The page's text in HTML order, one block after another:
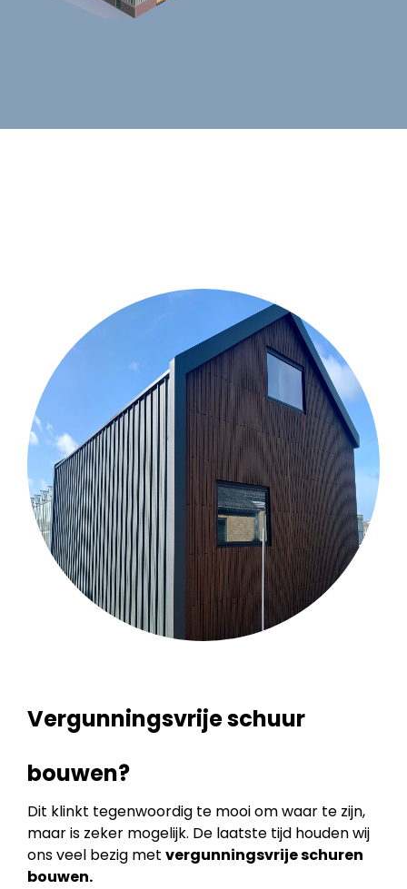
Vergunningsvrije schuur
bouwen?
Dit klinkt tegenwoordig te mooi om waar te zijn,
maar is zeker mogelijk. De laatste tijd houden wij
ons veel bezig met vergunningsvrije schuren
bouwen.